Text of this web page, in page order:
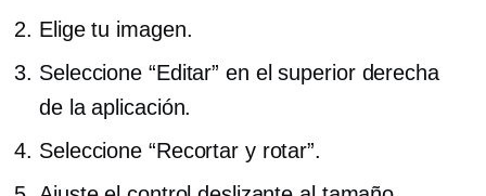
Elige tu imagen.
Seleccione “Editar” en elsuperior derecha
de la aplicación.
Seleccione “Recortar y rotar”.